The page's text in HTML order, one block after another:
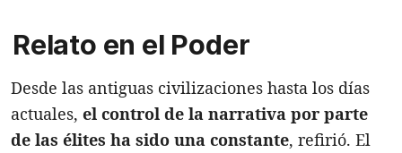
Relato en el Poder
Desde las antiguas civilizaciones hasta los días
actuales, el control de la narrativa por parte
de las élites ha sido una constante, refirió. El